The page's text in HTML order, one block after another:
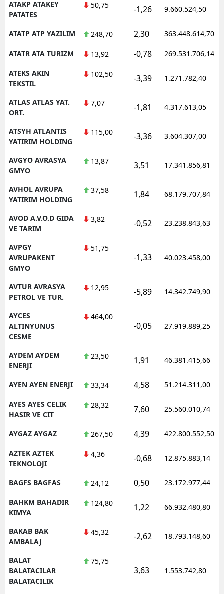
ATAKP ATAKEY
PATATES
50,75 -1,26 9.660.524,50
ATATP ATP YAZILIM 248,70 2,30 363.448.614,70
ATATR ATA TURIZM 13,92 -0,78 269.531.706,14
ATEKS AKIN
TEKSTIL
102,50 -3,39 1.271.782,40
ATLAS ATLAS YAT.
ORT.
7,07 -1,81 4.317.613,05
ATSYH ATLANTIS
YATIRIM HOLDING
115,00 -3,36 3.604.307,00
AVGYO AVRASYA
GMYO
13,87 3,51 17.341.856,81
AVHOL AVRUPA
YATIRIM HOLDING
37,58 1,84 68.179.707,84
AVOD A.V.O.D GIDA
VE TARIM
3,82 -0,52 23.238.843,63
AVPGY
AVRUPAKENT
GMYO
51,75
-1,33 40.023.458,00
AVTUR AVRASYA
PETROL VE TUR.
12,95 -5,89 14.342.749,90
AYCES
ALTINYUNUS
CESME
464,00
-0,05 27.919.889,25
AYDEM AYDEM
ENERJI
23,50 1,91 46.381.415,66
AYEN AYEN ENERJI 33,34 4,58 51.214.311,00
AYES AYES CELIK
HASIR VE CIT
28,32 7,60 25.560.010,74
AYGAZ AYGAZ 267,50 4,39 422.800.552,50
AZTEK AZTEK
TEKNOLOJI
4,36 -0,68 12.875.883,14
BAGFS BAGFAS 24,12 0,50 23.172.977,44
BAHKM BAHADIR
KIMYA
124,80 1,22 66.932.480,80
BAKAB BAK
AMBALAJ
45,32 -2,62 18.793.148,60
BALAT
BALATACILAR
BALATACILIK
75,75
3,63 1.553.742,80